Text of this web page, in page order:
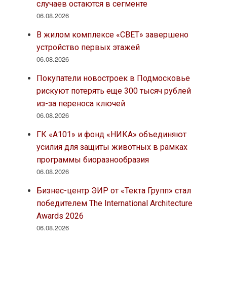
случаев остаются в сегменте
06.08.2026
В жилом комплексе «СВЕТ» завершено
устройство первых этажей
06.08.2026
Покупатели новостроек в Подмосковье
рискуют потерять еще 300 тысяч рублей
из-за переноса ключей
06.08.2026
ГК «А101» и фонд «НИКА» объединяют
усилия для защиты животных в рамках
программы биоразнообразия
06.08.2026
Бизнес-центр ЭИР от «Текта Групп» стал
победителем The International Architecture
Awards 2026
06.08.2026